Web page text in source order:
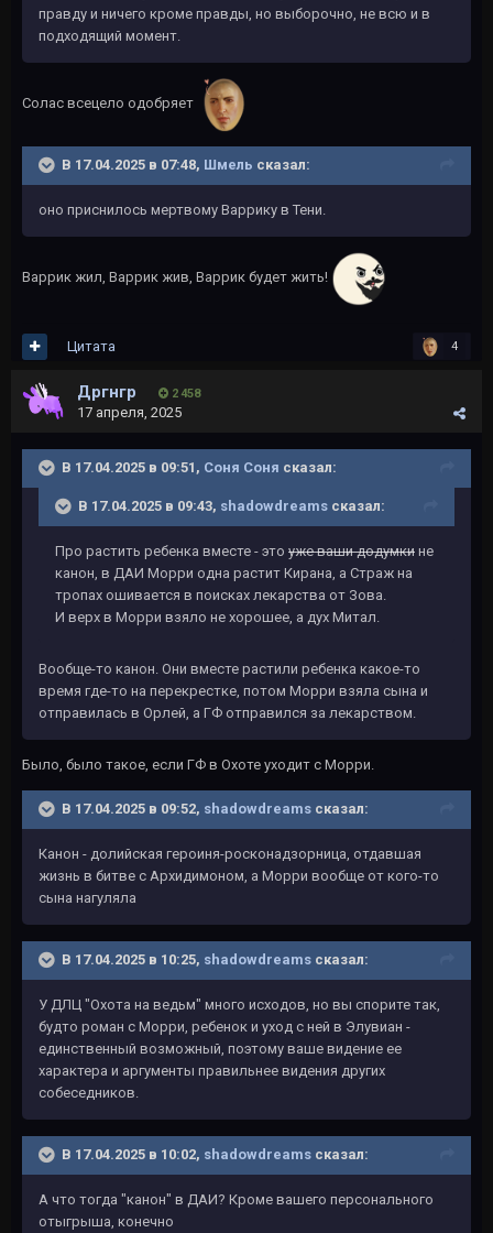
правду и ничего кроме правды, но выборочно, не всю и в
подходящий момент.
Солас всецело одобряет
В 17.04.2025 в 07:48, Шмель сказал:
оно приснилось мертвому Варрику в Тени.
Варрик жил, Варрик жив, Варрик будет жить!
4
Цитата
Дргнгр 2 458
17 апреля, 2025
В 17.04.2025 в 09:51, Соня Соня сказал:
В 17.04.2025 в 09:43, shadowdreams сказал:
Про растить ребенка вместе - это уже ваши додумки не
канон, в ДАИ Морри одна растит Кирана, а Страж на
тропах ошивается в поисках лекарства от Зова.
И верх в Морри взяло не хорошее, а дух Митал.
Вообще-то канон. Они вместе растили ребенка какое-то
время где-то на перекрестке, потом Морри взяла сына и
отправилась в Орлей, а ГФ отправился за лекарством.
Было, было такое, если ГФ в Охоте уходит с Морри.
В 17.04.2025 в 09:52, shadowdreams сказал:
Канон - долийская героиня-росконадзорница, отдавшая
жизнь в битве с Архидимоном, а Морри вообще от кого-то
сына нагуляла
В 17.04.2025 в 10:25, shadowdreams сказал:
У ДЛЦ "Охота на ведьм" много исходов, но вы спорите так,
будто роман с Морри, ребенок и уход с ней в Элувиан -
единственный возможный, поэтому ваше видение ее
характера и аргументы правильнее видения других
собеседников.
В 17.04.2025 в 10:02, shadowdreams сказал:
А что тогда "канон" в ДАИ? Кроме вашего персонального
отыгрыша, конечно